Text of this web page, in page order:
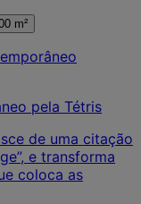
m²
pela Tétris
de uma citação
e transforma
coloca as